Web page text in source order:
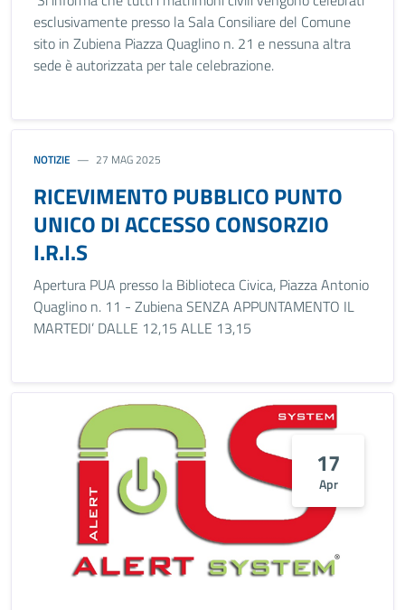
esclusivamente presso la Sala Consiliare del Comune
sito in Zubiena Piazza Quaglino n. 21 e nessuna altra
sede è autorizzata per tale celebrazione.
NOTIZIE 27 MAG 2025
RICEVIMENTO PUBBLICO PUNTO
UNICO DI ACCESSO CONSORZIO
I.R.I.S
Apertura PUA presso la Biblioteca Civica, Piazza Antonio
Quaglino n. 11 - Zubiena SENZA APPUNTAMENTO IL
MARTEDI’ DALLE 12,15 ALLE 13,15
17
Apr